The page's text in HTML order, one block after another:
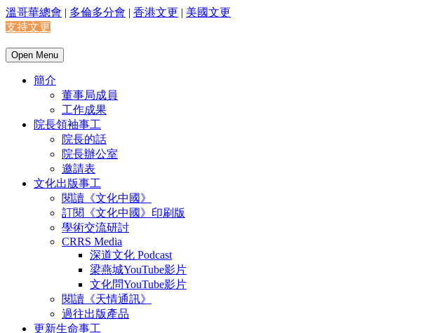
溫哥華總會 | 多倫多分會 | 香港文更 | 美國文更
支持文更
Open Menu
簡介
董事局成員
工作成果
院長領袖事工
院長的話
院長辦公室
邀請表
文化出版事工
閱讀《文化中國》
訂閱《文化中國》印刷版
學術交流研討
CRRS Media
深道文化 Podcast
梁燕城YouTube影片
文化問YouTube影片
閱讀《天情通訊》
過往出版產品
更新生命事工